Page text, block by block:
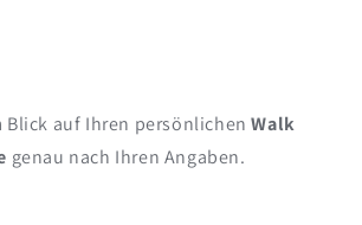
Blick auf Ihren persönlichenWalk
genau nach Ihren Angaben.